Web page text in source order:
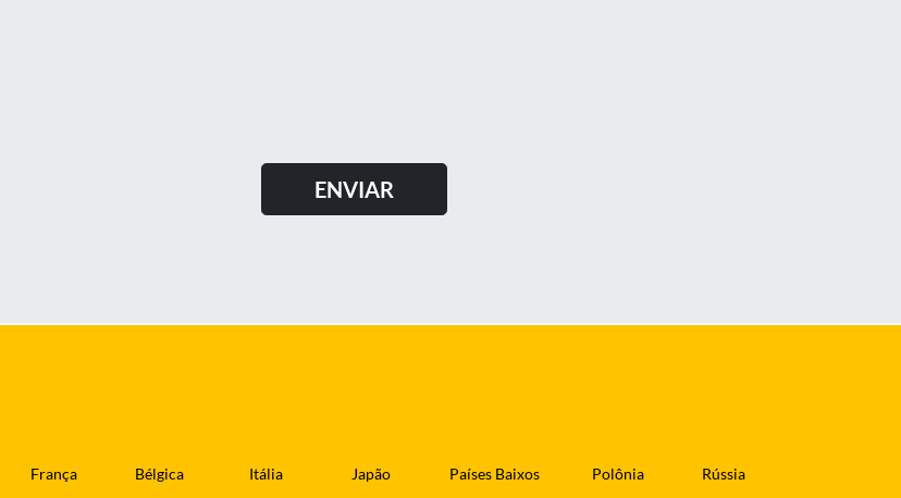
França Bélgica Itália Japão Países Baixos Polônia Rússia